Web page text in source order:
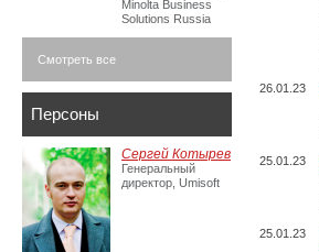
26.01.23
25.01.23
25.01.23
Minolta Business
Solutions Russia
Смотреть все
Персоны
Сергей Котырев
Генеральный
директор, Umisoft